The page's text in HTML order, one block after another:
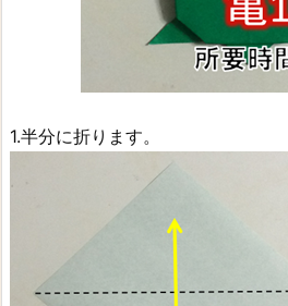
1.半分に折ります。